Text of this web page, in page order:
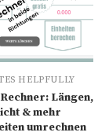
HELPFULLY
Längen,
& mehr
umrechnen